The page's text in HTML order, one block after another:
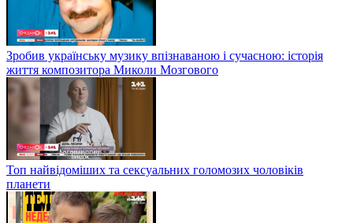
Зробив українську музику впізнаваною і сучасною: історія
життя композитора Миколи Мозгового
Топ найвідоміших та сексуальних голомозих чоловіків
планети